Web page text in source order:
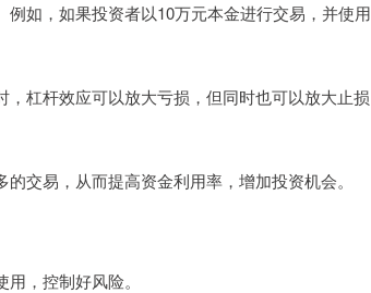
如，如果投资者以10万元本金进行交易，并使用
杠杆效应可以放大亏损，但同时也可以放大止损
交易，从而提高资金利用率，增加投资机会。
，控制好风险。